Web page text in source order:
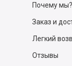
Почему мы?
Заказ и
Легкий
Отзывы